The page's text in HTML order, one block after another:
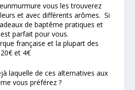
vous les trouverez
et avec différents arômes. Si
de baptême pratiques et
parfait pour vous.
française et la plupart des
et 4€
laquelle de ces alternatives aux
vous préférez ?